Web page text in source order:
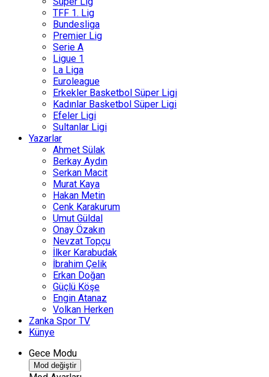
TFF 1. Lig
Bundesliga
Premier Lig
Serie A
Ligue 1
La Liga
Euroleague
Erkekler Basketbol Süper Ligi
Kadınlar Basketbol Süper Ligi
Efeler Ligi
Sultanlar Ligi
Yazarlar
Ahmet Sülak
Berkay Aydın
Serkan Macit
Murat Kaya
Hakan Metin
Cenk Karakurum
Umut Güldal
Onay Özakın
Nevzat Topçu
İlker Karabudak
İbrahim Çelik
Erkan Doğan
Güçlü Köşe
Engin Atanaz
Volkan Herken
Zanka Spor TV
Künye
Gece Modu
Mod değiştir